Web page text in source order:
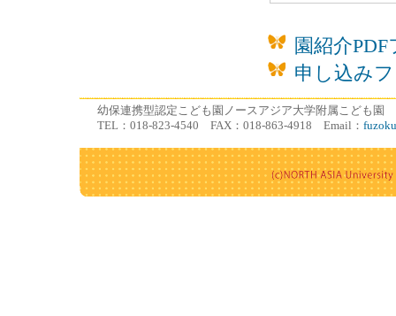
園紹介
申し込み
幼保連携型認定こども園ノースアジア大学附属こども
TEL：018-823-4540 FAX：018-863-4918 Email：